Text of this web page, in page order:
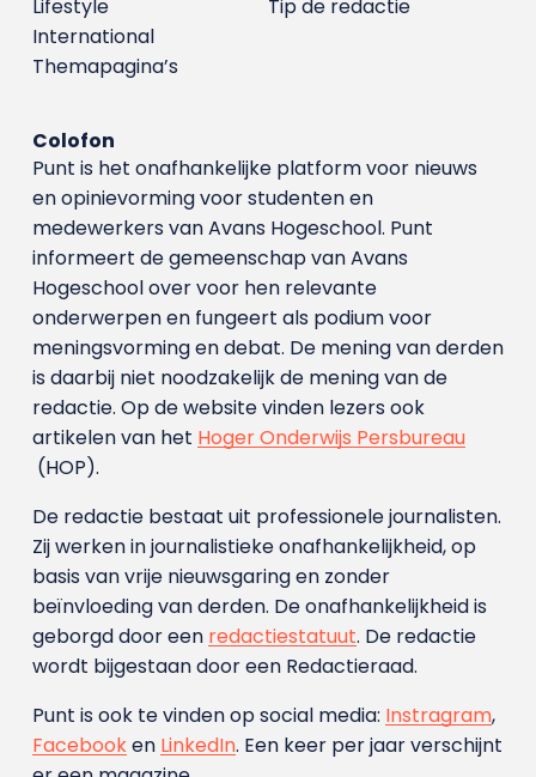
Tip de redactie
Lifestyle
International
Themapagina’s
Colofon
Punt is het onafhankelijke platform voor nieuws
en opinievorming voor studenten en
medewerkers van Avans Hoge­school. Punt
informeert de gemeenschap van Avans
Hogeschool over voor hen relevante
onderwerpen en fungeert als podium voor
meningsvorming en debat. De mening van derden
is daarbij niet noodzakelijk de mening van de
redactie. Op de website vinden lezers ook
artikelen van het Hoger Onderwijs Persbureau
(HOP).
De redactie bestaat uit professionele journalisten.
Zij werken in journalistieke onafhankelijkheid, op
basis van vrije nieuwsgaring en zonder
beïnvloeding van derden. De onafhankelijkheid is
geborgd door een redactiestatuut. De redactie
wordt bijgestaan door een Redactieraad.
Punt is ook te vinden op social media: Instragram,
Facebooken LinkedIn. Een keer per jaar verschijnt